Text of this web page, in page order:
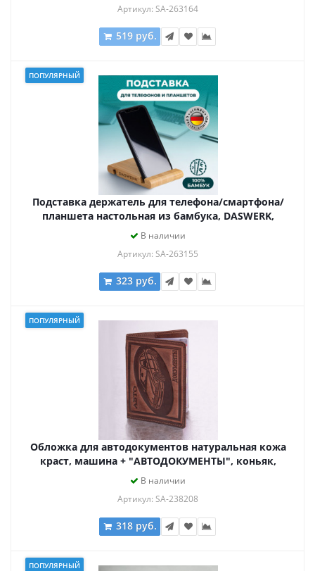
Артикул: SA-263164
519 руб.
ПОПУЛЯРНЫЙ
Подставка держатель для телефона/смартфона/
планшета настольная из бамбука, DASWERK,
263155
В наличии
Артикул: SA-263155
323 руб.
ПОПУЛЯРНЫЙ
Обложка для автодокументов натуральная кожа
краст, машина + "АВТОДОКУМЕНТЫ", коньяк,
238208
В наличии
Артикул: SA-238208
318 руб.
ПОПУЛЯРНЫЙ